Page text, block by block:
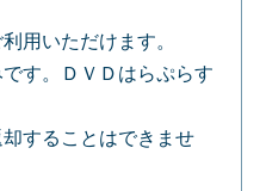
用いただけます。
す。ＤＶＤはらぷらす
することはできませ